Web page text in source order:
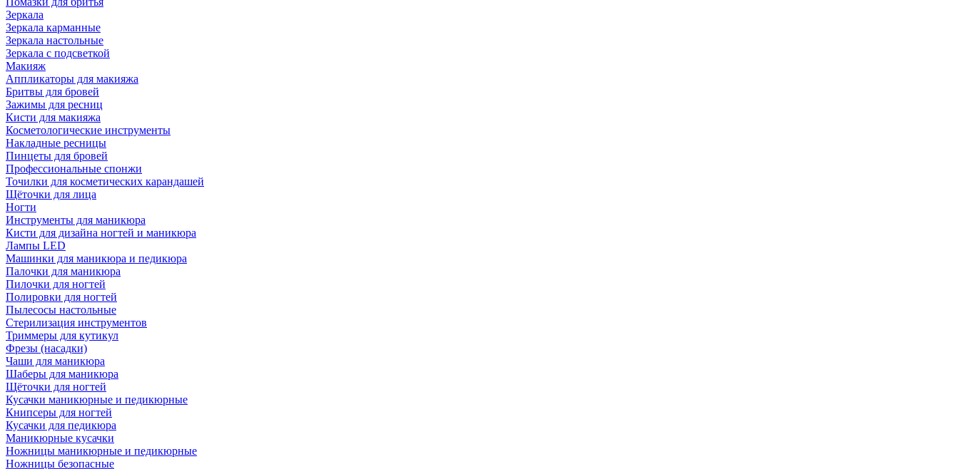
Зеркала
Зеркала карманные
Зеркала настольные
Зеркала с подсветкой
Макияж
Аппликаторы для макияжа
Бритвы для бровей
Зажимы для ресниц
Кисти для макияжа
Косметологические инструменты
Накладные ресницы
Пинцеты для бровей
Профессиональные спонжи
Точилки для косметических карандашей
Щёточки для лица
Ногти
Инструменты для маникюра
Кисти для дизайна ногтей и маникюра
Лампы LED
Машинки для маникюра и педикюра
Палочки для маникюра
Пилочки для ногтей
Полировки для ногтей
Пылесосы настольные
Стерилизация инструментов
Триммеры для кутикул
Фрезы (насадки)
Чаши для маникюра
Шаберы для маникюра
Щёточки для ногтей
Кусачки маникюрные и педикюрные
Книпсеры для ногтей
Кусачки для педикюра
Маникюрные кусачки
Ножницы маникюрные и педикюрные
Ножницы безопасные